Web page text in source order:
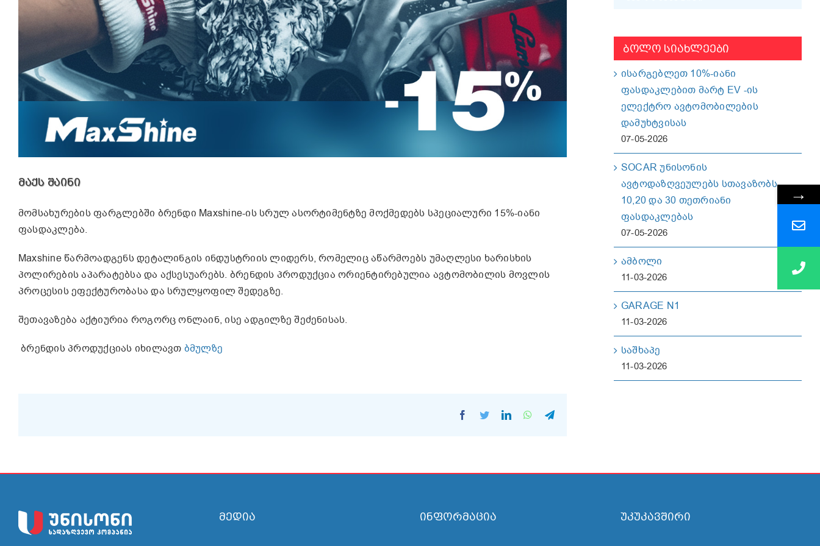
ᲛᲐᲥᲡ ᲨᲐᲘᲜᲘ
მომსახურების ფარგლებში ბრენდი Maxshine-ის სრულ ასორტიმენტზე მოქმედებს სპეციალური 15%-იანი
ფასდაკლება.
Maxshine წარმოადგენს დეტალინგის ინდუსტრიის ლიდერს, რომელიც აწარმოებს უმაღლესი ხარისხის
პოლირების აპარატებსა და აქსესუარებს. ბრენდის პროდუქცია ორიენტირებულია ავტომობილის მოვლის
პროცესის ეფექტურობასა და სრულყოფილ შედეგზე.
შეთავაზება აქტიურია როგორც ონლაინ, ისე ადგილზე შეძენისას.
ბრენდის პროდუქციას იხილავთ ბმულზე
Facebook
TwitterLinkedInWhatsAppTelegram
ᲑᲝᲚᲝ ᲡᲘᲐᲮᲚᲔᲔᲑᲘ
ისარგებლეთ 10%-იანი
ფასდაკლებით მარტ EV -ის
ელექტრო ავტომობილების
დამუხტვისას
07-05-2026
SOCAR უნისონის
ავტოდაზღვეულებს სთავაზობს
10,20 და 30 თეთრიანი
ფასდაკლებას
07-05-2026
ამბოლი
11-03-2026
GARAGE N1
11-03-2026
საშხაპე
11-03-2026
მედია ინფორმაცია უკუკავშირი
→